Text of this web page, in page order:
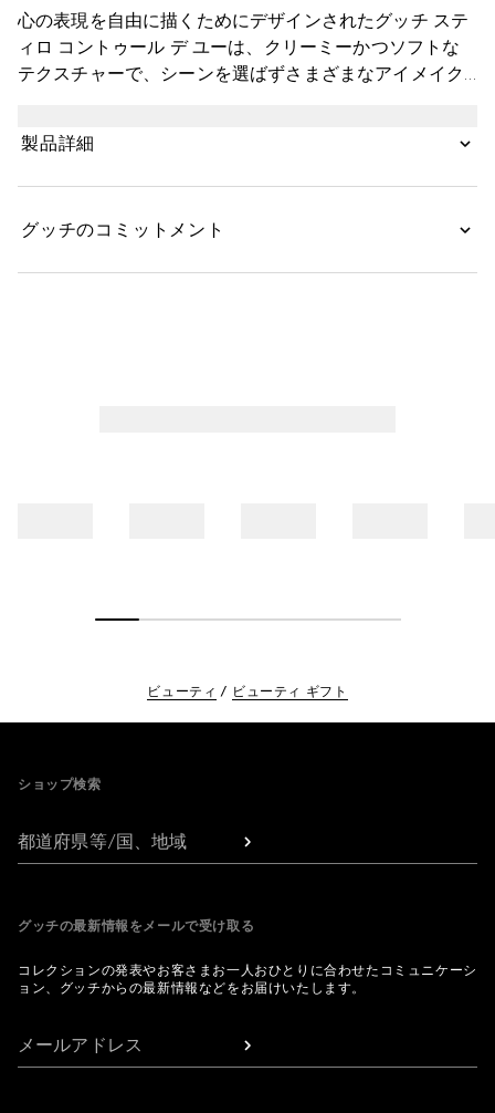
心の表現を自由に描くためにデザインされたグッチ ステ
ィロ コントゥール デ ユーは、クリーミーかつソフトな
テクスチャーで、シーンを選ばずさまざまなアイメイク
す。目の際に引いて印象を引き立てたり、キャットアイ
のまま。
製品詳細
グッチのコミットメント
ビューティ ビューティ ギフト
ショップ検索
都道府県等/国、地域
グッチの最新情報をメールで受け取る
コレクションの発表やお客さまお一人おひとりに合わせたコミュニケーシ
ョン、グッチからの最新情報などをお届けいたします。
メールアドレス